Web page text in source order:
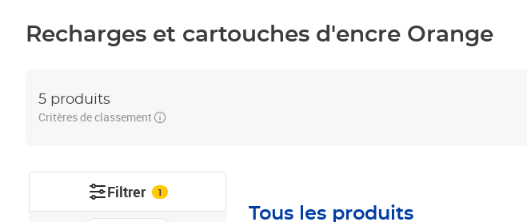
Recharges et cartouches d'encre Orange
5 produits
Critères de classement
Filtrer 1
Tous les produits